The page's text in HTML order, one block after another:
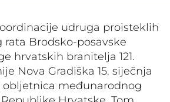
udruga proisteklih
rata Brodsko-posavske
hrvatskih branitelja 121.
Nova Gradiška 15. siječnja
obljetnica međunarodnog